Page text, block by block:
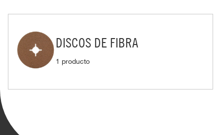
DISCOS DE FIBRA
1 producto